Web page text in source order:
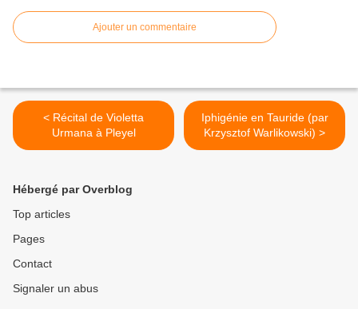
Ajouter un commentaire
< Récital de Violetta
Urmana à Pleyel
Iphigénie en Tauride (par
Krzysztof Warlikowski) >
Hébergé par Overblog
Top articles
Pages
Contact
Signaler un abus